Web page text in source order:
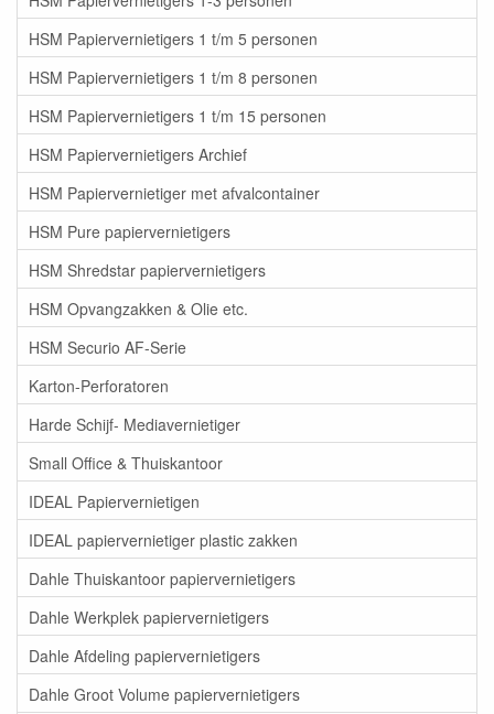
HSM Papiervernietigers 1 t/m 5 personen
HSM Papiervernietigers 1 t/m 8 personen
HSM Papiervernietigers 1 t/m 15 personen
HSM Papiervernietigers Archief
HSM Papiervernietiger met afvalcontainer
HSM Pure papiervernietigers
HSM Shredstar papiervernietigers
HSM Opvangzakken & Olie etc.
HSM Securio AF-Serie
Karton-Perforatoren
Harde Schijf- Mediavernietiger
Small Office & Thuiskantoor
IDEAL Papiervernietigen
IDEAL papiervernietiger plastic zakken
Dahle Thuiskantoor papiervernietigers
Dahle Werkplek papiervernietigers
Dahle Afdeling papiervernietigers
Dahle Groot Volume papiervernietigers